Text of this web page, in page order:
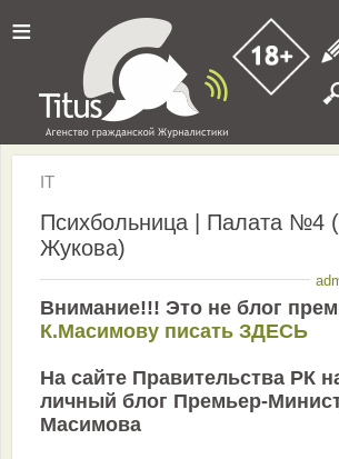
≡
IT
Психбольница | Палата №4
Жукова)
Внимание!!! Это не блог
К.Масимову писать ЗДЕСЬ
На сайте Правительства РК
личный блог Премьер-
Масимова